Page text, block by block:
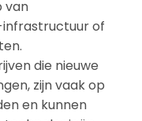
van
of
die nieuwe
zijn vaak op
en kunnen